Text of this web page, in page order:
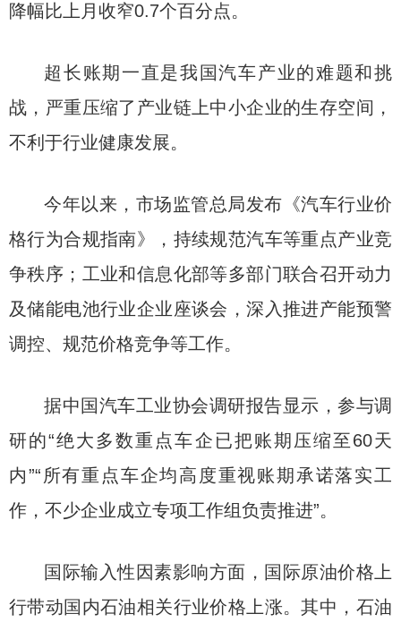
降幅比上月收窄0.7个百分点。
超长账期一直是我国汽车产业的难题和挑
战，严重压缩了产业链上中小企业的生存空间，
不利于行业健康发展。
今年以来，市场监管总局发布《汽车行业价
格行为合规指南》，持续规范汽车等重点产业竞
争秩序；工业和信息化部等多部门联合召开动力
及储能电池行业企业座谈会，深入推进产能预警
调控、规范价格竞争等工作。
据中国汽车工业协会调研报告显示，参与调
研的“绝大多数重点车企已把账期压缩至60天
内”“所有重点车企均高度重视账期承诺落实工
作，不少企业成立专项工作组负责推进”。
国际输入性因素影响方面，国际原油价格上
行带动国内石油相关行业价格上涨。其中，石油